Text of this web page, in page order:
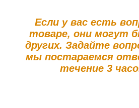
Если у вас есть
товаре, они могут
других. Задайте
мы постараемся
течение 3